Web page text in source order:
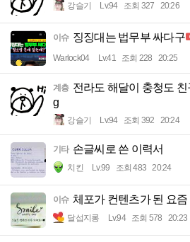
강슬기 Lv.94 조회 327 20:26
이슈 징징대는 법무부 싸다구
Warlock04 Lv.41 조회 228 20:25
계층 전라도 해달이 충청도
g
강슬기 Lv.94 조회 392 20:24
기타 손글씨로 쓴 이력서
치킨 Lv.99 조회 483 20:24
이슈 체포가 컨텐츠가 된 요즘
달섭지롱 Lv.94 조회 578 20:23